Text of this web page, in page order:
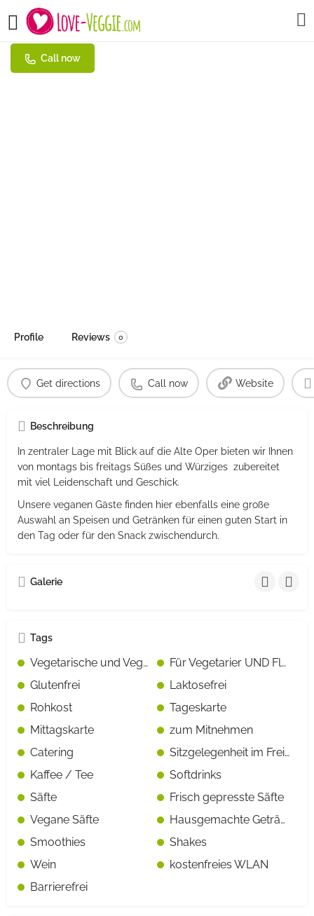
Schneiders Cafe-Snackbar
Call now
Profile Reviews 0
Get directions Call now Website
Beschreibung
In zentraler Lage mit Blick auf die Alte Oper bieten wir Ihnen
von montags bis freitags Süßes und Würziges  zubereitet
mit viel Leidenschaft und Geschick.
Unsere veganen Gäste finden hier ebenfalls eine große
Auswahl an Speisen und Getränken für einen guten Start in
den Tag oder für den Snack zwischendurch.
Galerie
Tags
Vegetarische und Vegane Gerichte gekennzeichnet
Für Vegetarier UND Fleisch-/Fischesser geeignet
Glutenfrei
Laktosefrei
Rohkost
Tageskarte
Mittagskarte
zum Mitnehmen
Catering
Sitzgelegenheit im Freien
Kaffee / Tee
Softdrinks
Säfte
Frisch gepresste Säfte
Vegane Säfte
Hausgemachte Getränke
Smoothies
Shakes
Wein
kostenfreies WLAN
Barrierefrei